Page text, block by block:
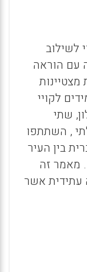
לשילוב
עם הוראה
מצטיינות
לקויי
שתי
, השתתפו
בין העיר
מאמר זה
עתידית אשר